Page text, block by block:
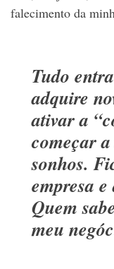
falecimento da
Tudo
adquire
ativar a
começar
sonhos.
empresa
Quem
meu